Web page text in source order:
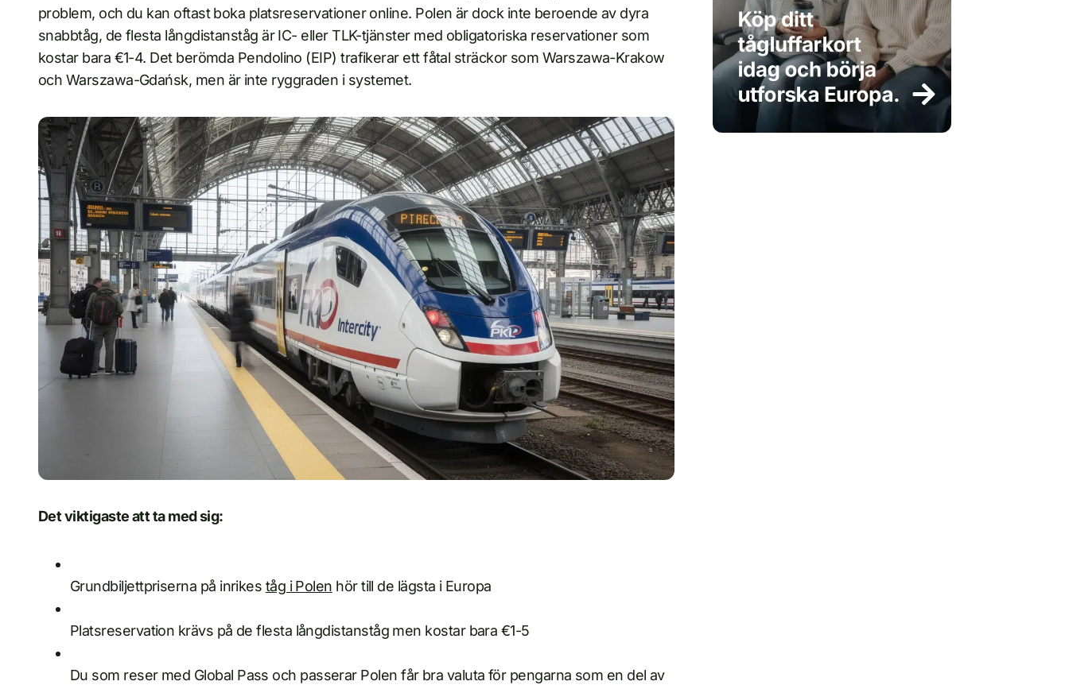
problem, och du kan oftast boka platsreservationer online. Polen är dock inte beroende av dyra
snabbtåg, de flesta långdistanståg är IC- eller TLK-tjänster med obligatoriska reservationer som
kostar bara €1-4. Det berömda Pendolino (EIP) trafikerar ett fåtal sträckor som Warszawa-Krakow
och Warszawa-Gdańsk, men är inte ryggraden i systemet.
Det viktigaste att ta med sig:
Grundbiljettpriserna på inrikes tåg i Polen hör till de lägsta i Europa
Platsreservation krävs på de flesta långdistanståg men kostar bara €1-5
Du som reser med Global Pass och passerar Polen får bra valuta för pengarna som en del av